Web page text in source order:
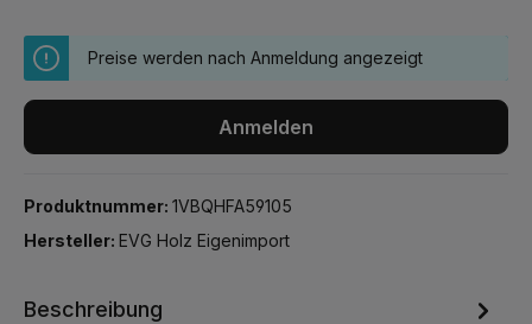
Preise werden nach Anmeldung angezeigt
Anmelden
Produktnummer: 1VBQHFA59105
Hersteller: EVG Holz Eigenimport
Beschreibung